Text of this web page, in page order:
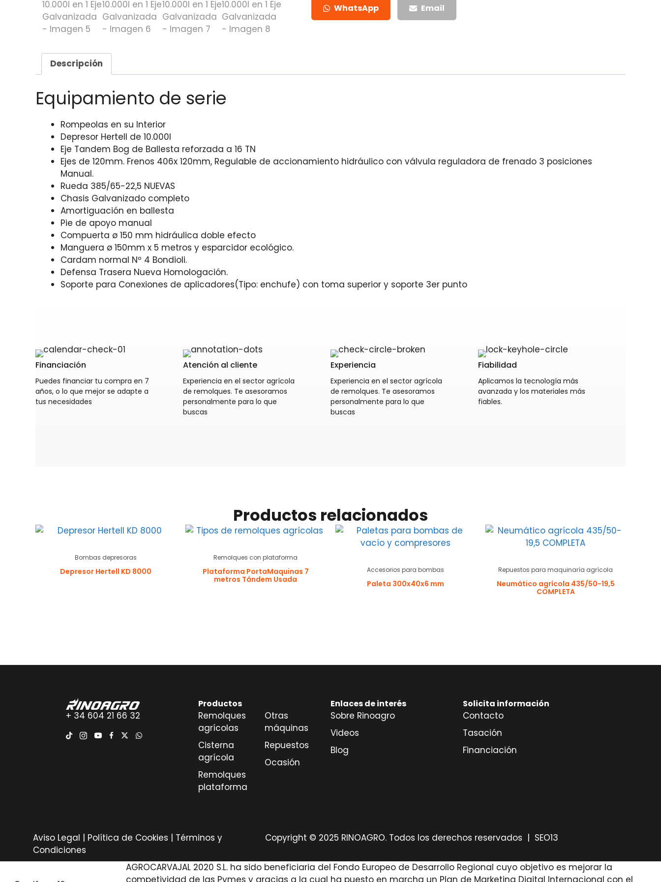
WhatsApp Email
Descripción
Equipamiento de serie
Rompeolas en su Interior
Depresor Hertell de 10.000l
Eje Tandem Bog de Ballesta reforzada a 16 TN
Ejes de 120mm. Frenos 406x 120mm, Regulable de accionamiento hidráulico con válvula reguladora de frenado 3 posiciones
Manual.
Rueda 385/65-22,5 NUEVAS
Chasis Galvanizado completo
Amortiguación en ballesta
Pie de apoyo manual
Compuerta ø 150 mm hidráulica doble efecto
Manguera ø 150mm x 5 metros y esparcidor ecológico.
Cardam normal Nº 4 Bondioli.
Defensa Trasera Nueva Homologación.
Soporte para Conexiones de aplicadores(Tipo: enchufe) con toma superior y soporte 3er punto
Financiación
Puedes financiar tu compra en 7
años, o lo que mejor se adapte a
tus necesidades
Atención al cliente
Experiencia en el sector agrícola
de remolques. Te asesoramos
personalmente para lo que
buscas
Experiencia
Experiencia en el sector agrícola
de remolques. Te asesoramos
personalmente para lo que
buscas
Fiabilidad
Aplicamos la tecnología más
avanzada y los materiales más
fiables.
Productos relacionados
Bombas depresoras
Depresor Hertell KD 8000
Remolques con plataforma
Plataforma PortaMaquinas 7
metros Tándem Usada
Accesorios para bombas
Paleta 300x40x6 mm
Repuestos para maquinaría agrícola
Neumático agrícola 435/50-19,5
COMPLETA
+ 34 604 21 66 32
Productos
Remolques
agrícolas
Cisterna
agrícola
Remolques
plataforma
Otras
máquinas
Repuestos
Ocasión
Enlaces de interés
Sobre Rinoagro
Videos
Blog
Solicita información
Contacto
Tasación
Financiación
Aviso Legal | Política de Cookies | Términos y
Condiciones
Copyright © 2025 RINOAGRO. Todos los derechos reservados | SEO13
AGROCARVAJAL 2020 S.L. ha sido beneficiaria del Fondo Europeo de Desarrollo Regional cuyo objetivo es mejorar la
competividad de las Pymes y gracias a la cual ha puesto en marcha un Plan de Marketing Digital Internacional con el